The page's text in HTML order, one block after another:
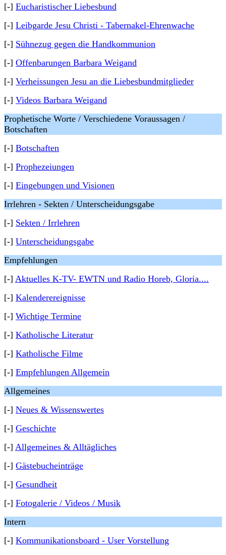
[-] Eucharistischer Liebesbund
[-] Leibgarde Jesu Christi - Tabernakel-Ehrenwache
[-] Sühnezug gegen die Handkommunion
[-] Offenbarungen Barbara Weigand
[-] Verheissungen Jesu an die Liebesbundmitglieder
[-] Videos Barbara Weigand
Prophetische Worte / Verschiedene Voraussagen /
Botschaften
[-] Botschaften
[-] Prophezeiungen
[-] Eingebungen und Visionen
Irrlehren - Sekten / Unterscheidungsgabe
[-] Sekten / Irrlehren
[-] Unterscheidungsgabe
Empfehlungen
[-] Aktuelles K-TV- EWTN und Radio Horeb, Gloria....
[-] Kalenderereignisse
[-] Wichtige Termine
[-] Katholische Literatur
[-] Katholische Filme
[-] Empfehlungen Allgemein
Allgemeines
[-] Neues & Wissenswertes
[-] Geschichte
[-] Allgemeines & Alltägliches
[-] Gästebucheinträge
[-] Gesundheit
[-] Fotogalerie / Videos / Musik
Intern
[-] Kommunikationsboard - User Vorstellung